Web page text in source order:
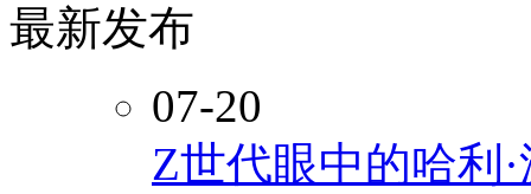
最新发布
07-20
Z世代眼中的哈利